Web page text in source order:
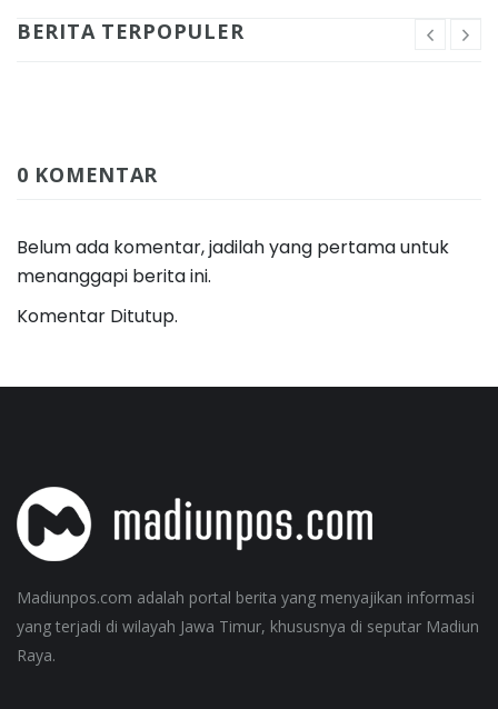
BERITA TERPOPULER
0 KOMENTAR
Belum ada komentar, jadilah yang pertama untuk
menanggapi berita ini.
Komentar Ditutup.
Madiunpos.com adalah portal berita yang menyajikan informasi
yang terjadi di wilayah Jawa Timur, khususnya di seputar Madiun
Raya.